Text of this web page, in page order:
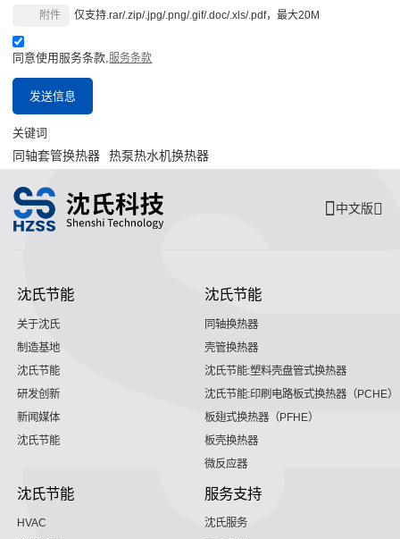
仅支持.rar/.zip/.jpg/.png/.gif/.doc/.xls/.pdf，最大20M
附件
同意使用服务条款, 服务条款
发送信息
关键词
同轴套管换热器 热泵热水机换热器
中文版
沈氏节能
关于沈氏
制造基地
沈氏节能
研发创新
新闻媒体
沈氏节能
沈氏节能
同轴换热器
壳管换热器
沈氏节能:塑料壳盘管式换热器
沈氏节能:印刷电路板式换热器（PCHE）
板翅式换热器（PFHE）
板壳换热器
微反应器
沈氏节能
HVAC
服务支持
沈氏服务